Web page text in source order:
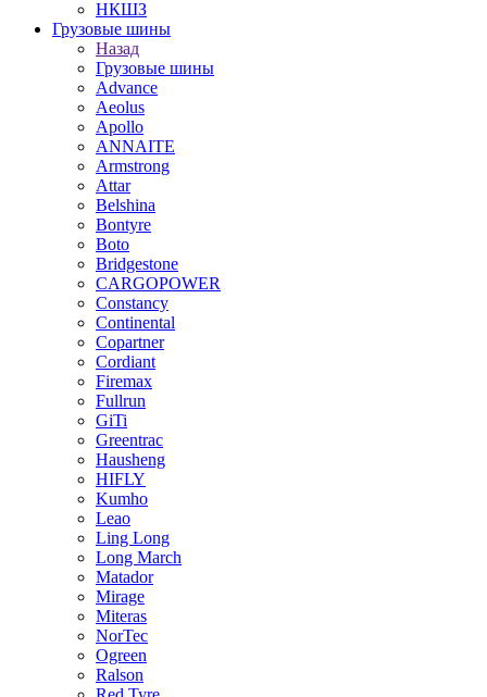
НКШЗ
Грузовые шины
Назад
Грузовые шины
Advance
Aeolus
Apollo
ANNAITE
Armstrong
Attar
Belshina
Bontyre
Boto
Bridgestone
CARGOPOWER
Constancy
Continental
Copartner
Cordiant
Firemax
Fullrun
GiTi
Greentrac
Hausheng
HIFLY
Kumho
Leao
Ling Long
Long March
Matador
Mirage
Miteras
NorTec
Ogreen
Ralson